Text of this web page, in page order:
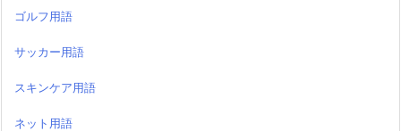
ゴルフ用語
サッカー用語
スキンケア用語
ネット用語